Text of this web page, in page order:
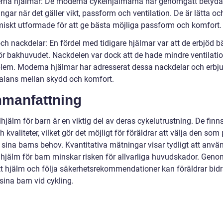
när det gäller vikt, passform och ventilation. De är lätta
utformade för att ge bästa möjliga passform och komfort.
nackdelar: En fördel med tidigare hjälmar var att de erbjöd
bakhuvudet. Nackdelen var dock att de hade mindre
Moderna hjälmar har adresserat dessa nackdelar och
mellan skydd och komfort.
för barn är en viktig del av deras cykelutrustning. De
kvaliteter, vilket gör det möjligt för föräldrar att välja den som
barns behov. Kvantitativa mätningar visar tydligt att
för barn minskar risken för allvarliga huvudskador.
hjälm och följa säkerhetsrekommendationer kan föräldrar
barn vid cykling.